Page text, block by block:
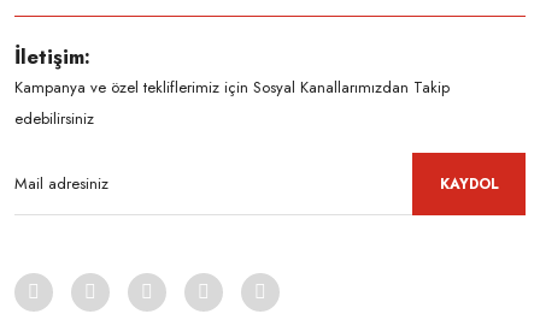
İletişim:
Kampanya ve özel tekliflerimiz için Sosyal Kanallarımızdan Takip
edebilirsiniz
KAYDOL